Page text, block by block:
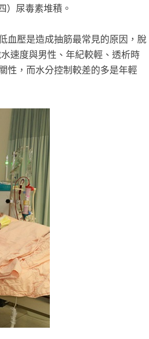
）尿毒素堆積。
血壓是造成抽筋最常見的原因，脫
速度與男性、年紀較輕、透析時
性，而水分控制較差的多是年輕